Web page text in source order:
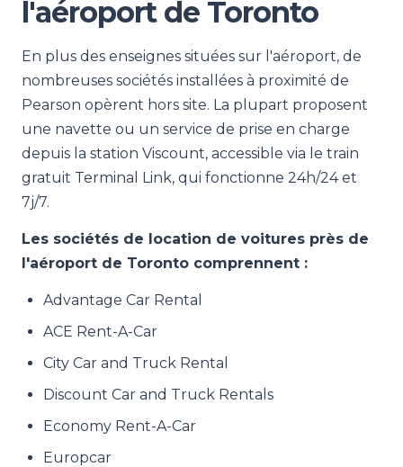
l'aéroport de Toronto
En plus des enseignes situées sur l'aéroport, de
nombreuses sociétés installées à proximité de
Pearson opèrent hors site. La plupart proposent
une navette ou un service de prise en charge
depuis la station Viscount, accessible via le train
gratuit Terminal Link, qui fonctionne 24h/24 et
7j/7.
Les sociétés de location de voitures près de
l'aéroport de Toronto comprennent :
Advantage Car Rental
ACE Rent-A-Car
City Car and Truck Rental
Discount Car and Truck Rentals
Economy Rent-A-Car
Europcar